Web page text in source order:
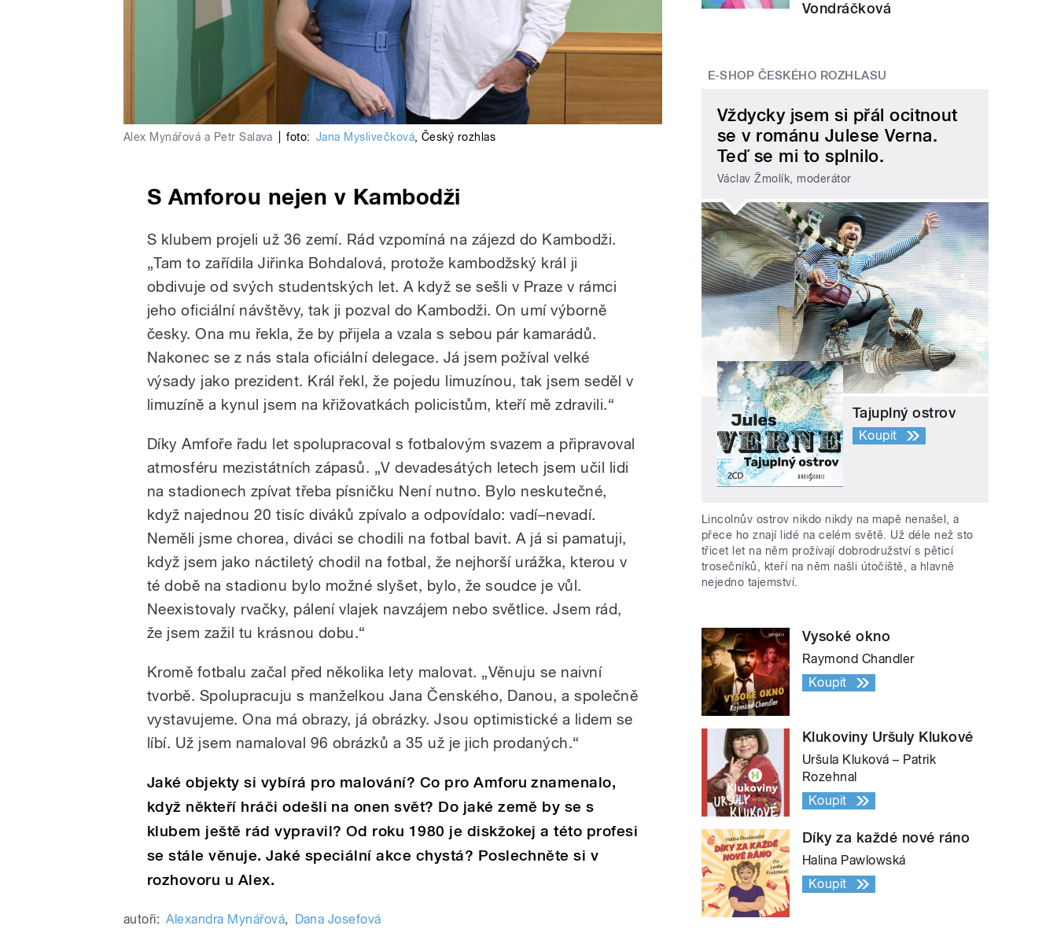
Alex Mynářová a Petr Salava foto: Jana Myslivečková, Český rozhlas
S Amforou nejen v Kambodži
S klubem projeli už 36 zemí. Rád vzpomíná na zájezd do Kambodži.
„Tam to zařídila Jiřinka Bohdalová, protože kambodžský král ji
obdivuje od svých studentských let. A když se sešli v Praze v rámci
jeho oficiální návštěvy, tak ji pozval do Kambodži. On umí výborně
česky. Ona mu řekla, že by přijela a vzala s sebou pár kamarádů.
Nakonec se z nás stala oficiální delegace. Já jsem požíval velké
výsady jako prezident. Král řekl, že pojedu limuzínou, tak jsem seděl v
limuzíně a kynul jsem na křižovatkách policistům, kteří mě zdravili.“
Díky Amfoře řadu let spolupracoval s fotbalovým svazem a připravoval
atmosféru mezistátních zápasů. „V devadesátých letech jsem učil lidi
na stadionech zpívat třeba písničku Není nutno. Bylo neskutečné,
když najednou 20 tisíc diváků zpívalo a odpovídalo: vadí–nevadí.
Neměli jsme chorea, diváci se chodili na fotbal bavit. A já si pamatuji,
když jsem jako náctiletý chodil na fotbal, že nejhorší urážka, kterou v
té době na stadionu bylo možné slyšet, bylo, že soudce je vůl.
Neexistovaly rvačky, pálení vlajek navzájem nebo světlice. Jsem rád,
že jsem zažil tu krásnou dobu.“
Kromě fotbalu začal před několika lety malovat. „Věnuju se naivní
tvorbě. Spolupracuju s manželkou Jana Čenského, Danou, a společně
vystavujeme. Ona má obrazy, já obrázky. Jsou optimistické a lidem se
líbí. Už jsem namaloval 96 obrázků a 35 už je jich prodaných.“
Jaké objekty si vybírá pro malování? Co pro Amforu znamenalo,
když někteří hráči odešli na onen svět? Do jaké země by se s
klubem ještě rád vypravil? Od roku 1980 je diskžokej a této profesi
se stále věnuje. Jaké speciální akce chystá? Poslechněte si v
rozhovoru u Alex.
autoři: Alexandra Mynářová, Dana Josefová
Vondráčková
E-SHOP ČESKÉHO ROZHLASU
Vždycky jsem si přál ocitnout
se v románu Julese Verna.
Teď se mi to splnilo.
Václav Žmolík, moderátor
Tajuplný ostrov
Koupit
Lincolnův ostrov nikdo nikdy na mapě nenašel, a
přece ho znají lidé na celém světě. Už déle než sto
třicet let na něm prožívají dobrodružství s pěticí
trosečníků, kteří na něm našli útočiště, a hlavně
nejedno tajemství.
Vysoké okno
Raymond Chandler
Koupit
Klukoviny Uršuly Klukové
Uršula Kluková – Patrik
Rozehnal
Koupit
Díky za každé nové ráno
Halina Pawlowská
Koupit